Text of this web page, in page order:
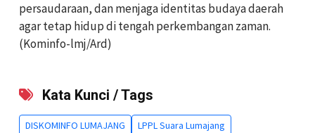
persaudaraan, dan menjaga identitas budaya daerah
agar tetap hidup di tengah perkembangan zaman.
(Kominfo-lmj/Ard)
Kata Kunci / Tags
DISKOMINFO LUMAJANG LPPL Suara Lumajang